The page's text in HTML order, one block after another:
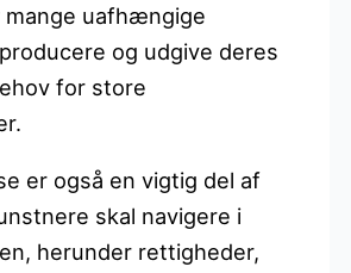
uafhængige
og udgive deres
for store
er også en vigtig del af
skal navigere i
herunder rettigheder,